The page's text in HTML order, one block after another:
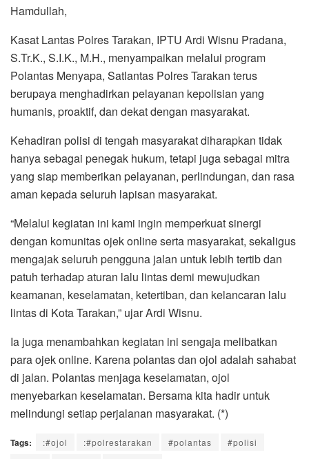
Hamdullah,
Kasat Lantas Polres Tarakan, IPTU Ardi Wisnu Pradana,
S.Tr.K., S.I.K., M.H., menyampaikan melalui program
Polantas Menyapa, Satlantas Polres Tarakan terus
berupaya menghadirkan pelayanan kepolisian yang
humanis, proaktif, dan dekat dengan masyarakat.
Kehadiran polisi di tengah masyarakat diharapkan tidak
hanya sebagai penegak hukum, tetapi juga sebagai mitra
yang siap memberikan pelayanan, perlindungan, dan rasa
aman kepada seluruh lapisan masyarakat.
“Melalui kegiatan ini kami ingin memperkuat sinergi
dengan komunitas ojek online serta masyarakat, sekaligus
mengajak seluruh pengguna jalan untuk lebih tertib dan
patuh terhadap aturan lalu lintas demi mewujudkan
keamanan, keselamatan, ketertiban, dan kelancaran lalu
lintas di Kota Tarakan,” ujar Ardi Wisnu.
Ia juga menambahkan kegiatan ini sengaja melibatkan
para ojek online. Karena polantas dan ojol adalah sahabat
di jalan. Polantas menjaga keselamatan, ojol
menyebarkan keselamatan. Bersama kita hadir untuk
melindungi setiap perjalanan masyarakat. (*)
Tags: :#ojol :#polrestarakan #polantas
#polisi